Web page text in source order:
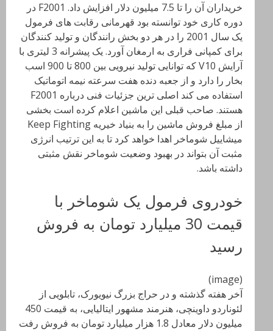
خریداران آن را تا 7.5 میلیون دلار افزایش داد. F2001 در
دوره کاری خود توانسته بود قهرمانی رقابت های فرمول
یک سال 2001 را در هر دو بخش رانندگان و تولید کنندگان
برای کمپانی فراری به ارمغان آورد. یک پیشرانه 3 لیتری با
آرایش V10 که توانایی تولید نیرویی بین 800 تا 900 اسب
بخار را دارد و از جعبه دنده هفت سرعته نیمه اتوماتیک
استفاده می کند اصلی ترین جزئیات فنی درباره F2001
هستند. صاحب قبلی این ماشین اعلام کرده است بخشی
از مبلغ فروش ماشین را به بنیاد خیریه Keep Fighting
میشاییل شوماخر اهدا خواهد کرد تا به این ترتیب انرژی
مثبت آن بتواند در بهبود وضعیت شوماخر نقش مثبتی
داشته باشد.
خودروی فرمول یک شوماخر با
قیمت 30 میلیارد تومان به فروش
رسید
(image)
آخر هفته گذشته و در حراج بزرگ نیویورک، تابلویی از
لئوناردو داوینچی، هنرمند مشهور ایتالیایی، به قیمت 450
میلیون دلار معادل 1.8 هزار میلیارد تومان به فروش رفت